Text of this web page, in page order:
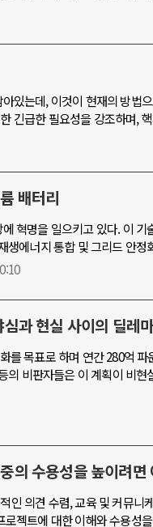
있는데, 이것이 현재의 방법
긴급한 필요성을 강조하며,
배터리
혁명을 일으키고 있다. 이
생에너지 통합 및 그리드 안정
과 현실 사이의 딜레
를 목표로 하며 연간 280억
의 비판자들은 이 계획이 비
의 수용성을 높이려면
인 의견 수렴, 교육 및 커뮤
젝트에 대한 이해와 수용성